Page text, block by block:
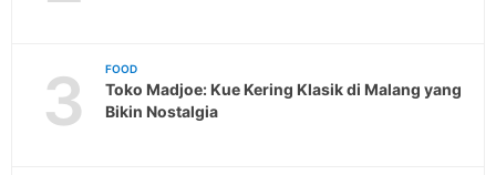
3
FOOD
Toko Madjoe: Kue Kering Klasik di Malang yang
Bikin Nostalgia